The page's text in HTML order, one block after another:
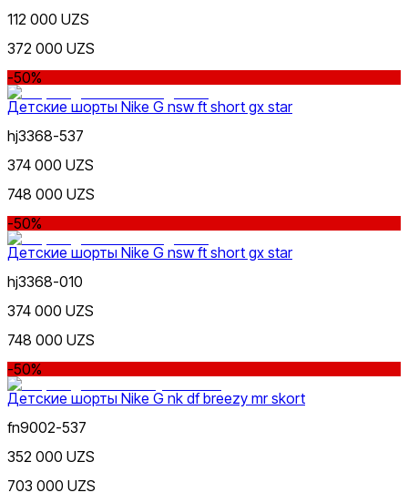
112 000 UZS
372 000 UZS
-50%
Детские шорты Nike G nsw ft short gx star
hj3368-537
374 000 UZS
748 000 UZS
-50%
Детские шорты Nike G nsw ft short gx star
hj3368-010
374 000 UZS
748 000 UZS
-50%
Детские шорты Nike G nk df breezy mr skort
fn9002-537
352 000 UZS
703 000 UZS